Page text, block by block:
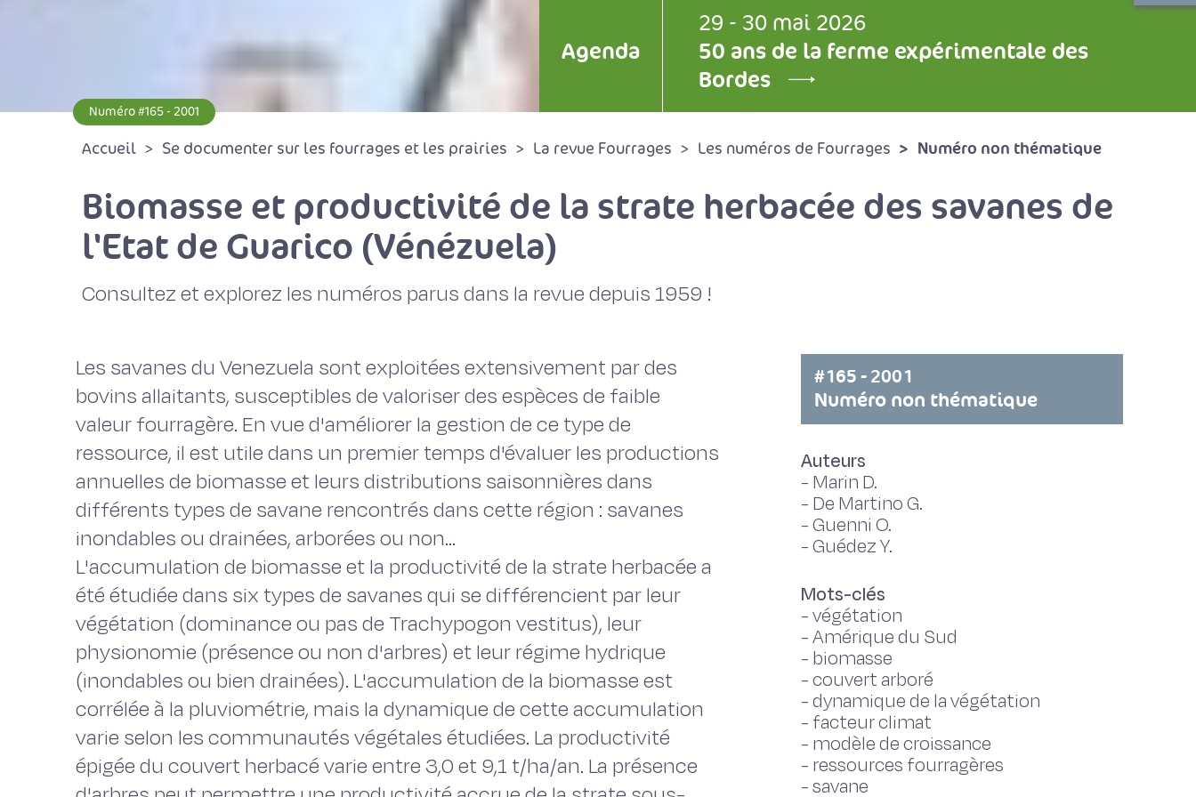
Agenda
29 - 30 mai 2026
50 ans de la ferme expérimentale des
Bordes
Numéro #165 - 2001
Accueil Se documenter sur les fourrages et les prairies La revue Fourrages Les numéros de Fourrages Numéro non thématique
Biomasse et productivité de la strate herbacée des savanes de
l'Etat de Guarico (Vénézuela)
Consultez et explorez les numéros parus dans la revue depuis 1959 !
Les savanes du Venezuela sont exploitées extensivement par des
bovins allaitants, susceptibles de valoriser des espèces de faible
valeur fourragère. En vue d'améliorer la gestion de ce type de
ressource, il est utile dans un premier temps d'évaluer les productions
annuelles de biomasse et leurs distributions saisonnières dans
différents types de savane rencontrés dans cette région : savanes
inondables ou drainées, arborées ou non...
L'accumulation de biomasse et la productivité de la strate herbacée a
été étudiée dans six types de savanes qui se différencient par leur
végétation (dominance ou pas de Trachypogon vestitus), leur
physionomie (présence ou non d'arbres) et leur régime hydrique
(inondables ou bien drainées). L'accumulation de la biomasse est
corrélée à la pluviométrie, mais la dynamique de cette accumulation
varie selon les communautés végétales étudiées. La productivité
épigée du couvert herbacé varie entre 3,0 et 9,1 t/ha/an. La présence
#165 - 2001
Numéro non thématique
Auteurs
- Marin D.
- De Martino G.
-Guenni O.
-Guédez Y.
Mots-clés
-végétation
-Amérique du Sud
- biomasse
-couvert arboré
-dynamique de la végétation
- facteur climat
- modèle de croissance
- ressources fourragères
-savane